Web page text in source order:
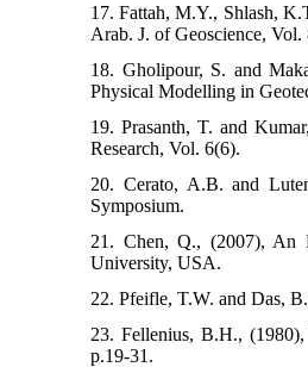
17. Fattah, M.Y., Shlash,
Arab. J. of Geoscience,
18. Gholipour, S. and
Physical Modelling in
19. Prasanth, T. and
Research, Vol. 6(6).
20. Cerato, A.B. and
Symposium.
21. Chen, Q., (2007), An
University, USA.
22. Pfeifle, T.W. and Das,
23. Fellenius, B.H.,
p.19-31.